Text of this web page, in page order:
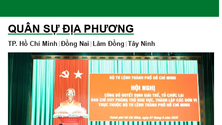
QUÂN SỰ ĐỊA PHƯƠNG
TP. Hồ Chí Minh |Đồng Nai | Lâm Đồng|Tây Ninh